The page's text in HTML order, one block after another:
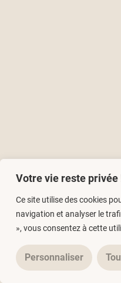
Votre vie reste privée
Ce site utilise des cookies
navigation et analyser le
», vous consentez à cette
Personnaliser